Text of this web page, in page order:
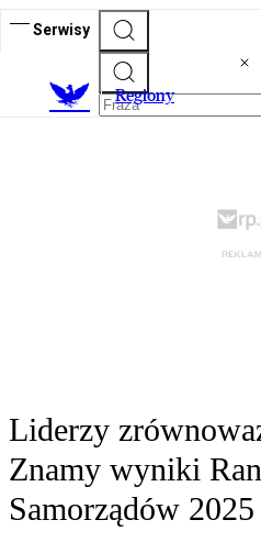
Serwisy
Regiony
Liderzy
Znamy wyniki
Samorządów 2025